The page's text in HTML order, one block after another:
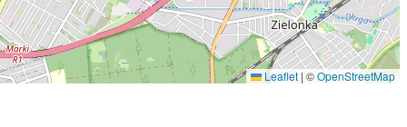
Leaflet | ©OpenStreetMap